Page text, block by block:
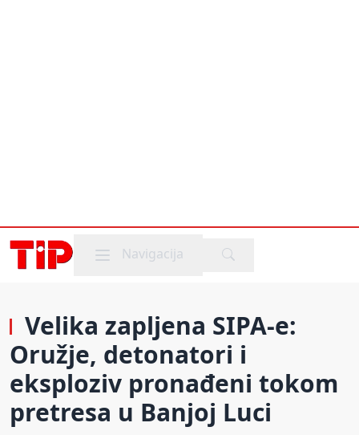
Mobile menu
Navigacija
Velika zapljena SIPA-e:
Oružje, detonatori i
eksploziv pronađeni tokom
pretresa u Banjoj Luci